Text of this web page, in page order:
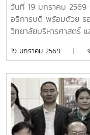
วันที่ 19 มกราคม 2569
อธิการบดี พร้อมด้วย
วิทยาลัยบริหารศาสตร์
มหาวิทยาลัยชินวัตร พร้
(MOU) ในการส่งเสริม
องค์ความรู้
19 มกราคม 2569 |